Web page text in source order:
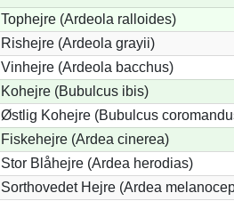
Tophejre (Ardeola ralloides)
Rishejre (Ardeola grayii)
Vinhejre (Ardeola bacchus)
Kohejre (Bubulcus ibis)
Østlig Kohejre (Bubulcus
Fiskehejre (Ardea cinerea)
Stor Blåhejre (Ardea herodias)
Sorthovedet Hejre (Ardea